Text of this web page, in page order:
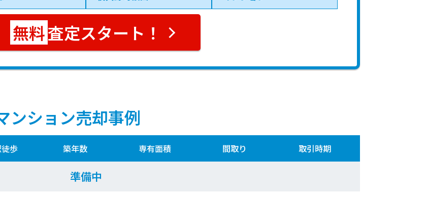
査定スタート！
ンション売却事例
歩 築年数 専有面積 間取り 取引時期
準備中